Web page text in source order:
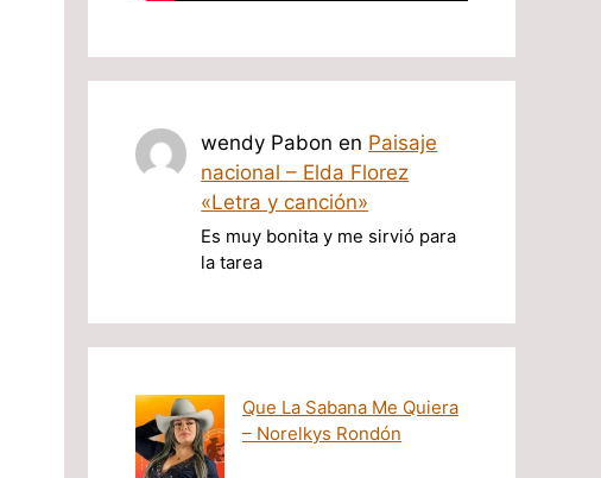
wendy Pabon en Paisaje
nacional – Elda Florez
«Letra y canción»
Es muy bonita y me sirvió para
la tarea
Que La Sabana Me Quiera
– Norelkys Rondón